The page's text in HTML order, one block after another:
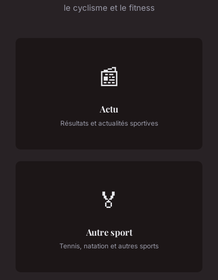
le cyclisme et le fitness
📰
Actu
Résultats et actualités sportives
🏅
Autre sport
Tennis, natation et autres sports